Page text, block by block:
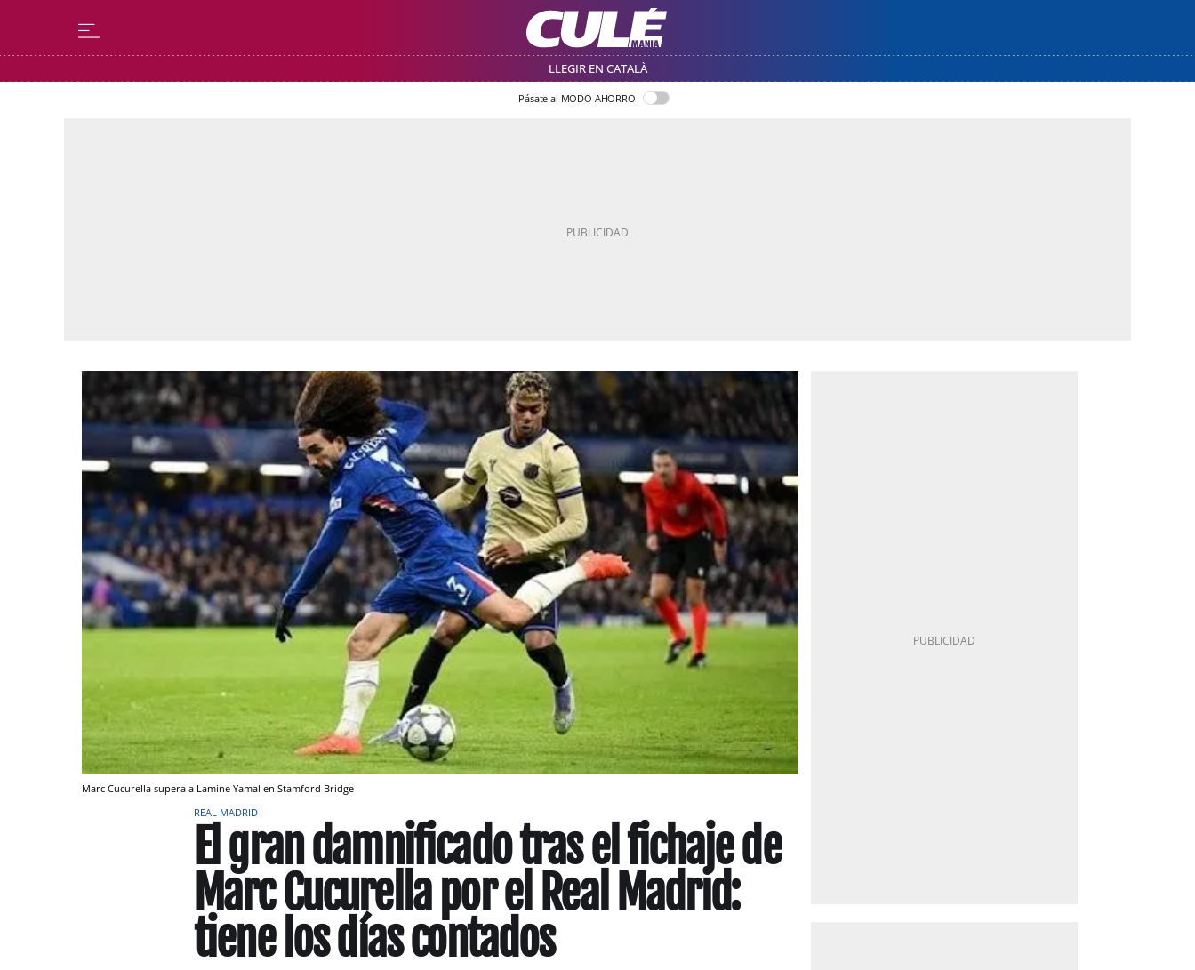
LLEGIR EN CATALÀ
Pásate al MODO AHORRO
Marc Cucurella supera a Lamine Yamal en Stamford Bridge
REAL MADRID
El gran damnificado tras el fichaje de
Marc Cucurella por el Real Madrid:
tiene los días contados